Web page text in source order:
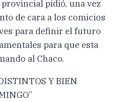
pidió, una vez
de cara a los comicios
para definir el futuro
para que esta
al Chaco.
Y BIEN